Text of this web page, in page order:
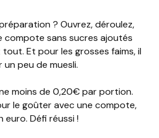
? Ouvrez, déroulez,
compote sans sucres ajoutés
Et pour les grosses faims, il
peu de muesli.
moins de 0,20€ par portion.
le goûter avec une compote,
euro. Défi réussi !